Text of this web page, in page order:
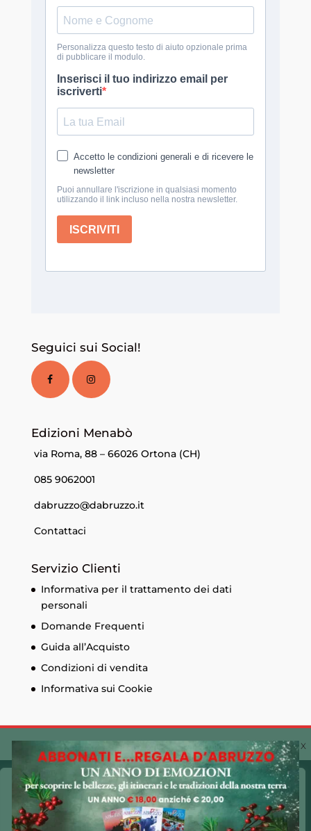
Cookie Policy 🍪
Utilizziamo i cookie sul nostro sito Web per offrirti
Seguici sui Social!
Edizioni Menabò
via Roma, 88 – 66026 Ortona (CH)
085 9062001
dabruzzo@dabruzzo.it
Contattaci
Servizio Clienti
Informativa per il trattamento dei dati
personali
Domande Frequenti
Guida all’Acquisto
Condizioni di vendita
Informativa sui Cookie
© Edizioni Menabò. Iscrizione al registro delle
imprese di Chieti n. 93573 - Capitale sociale
30.600,00 € - P.I. 01525690697 Made by
CLAC!